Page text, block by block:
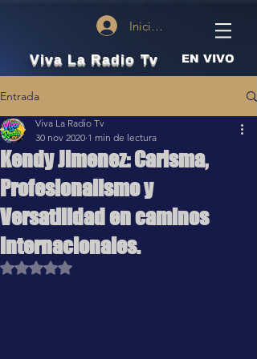
Iniciar sesión
Viva La Radio Tv EN VIVO
Entrada
Kendy Jimenez: Carisma,
Profesionalismo y
Versatilidad en caminos
internacionales.
Viva La Radio Tv
30 nov 2020 1 min de lectura
Obtuvo NaN de 5 estrellas.